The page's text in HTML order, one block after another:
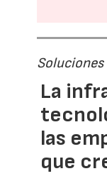
La
las
que